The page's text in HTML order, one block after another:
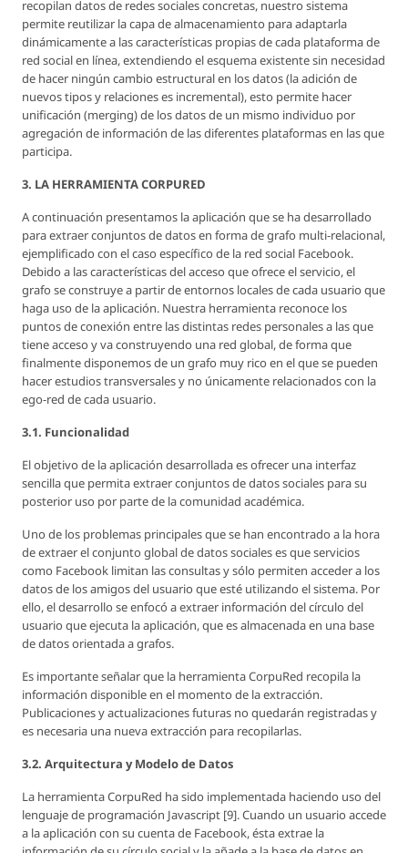
recopilan datos de redes sociales concretas, nuestro sistema
permite reutilizar la capa de almacenamiento para adaptarla
dinámicamente a las características propias de cada plataforma de
red social en línea, extendiendo el esquema existente sin necesidad
de hacer ningún cambio estructural en los datos (la adición de
nuevos tipos y relaciones es incremental), esto permite hacer
unificación (merging) de los datos de un mismo individuo por
agregación de información de las diferentes plataformas en las que
participa.
3. LA HERRAMIENTA CORPURED
A continuación presentamos la aplicación que se ha desarrollado
para extraer conjuntos de datos en forma de grafo multi-relacional,
ejemplificado con el caso específico de la red social Facebook.
Debido a las características del acceso que ofrece el servicio, el
grafo se construye a partir de entornos locales de cada usuario que
haga uso de la aplicación. Nuestra herramienta reconoce los
puntos de conexión entre las distintas redes personales a las que
tiene acceso y va construyendo una red global, de forma que
finalmente disponemos de un grafo muy rico en el que se pueden
hacer estudios transversales y no únicamente relacionados con la
ego-red de cada usuario.
3.1. Funcionalidad
El objetivo de la aplicación desarrollada es ofrecer una interfaz
sencilla que permita extraer conjuntos de datos sociales para su
posterior uso por parte de la comunidad académica.
Uno de los problemas principales que se han encontrado a la hora
de extraer el conjunto global de datos sociales es que servicios
como Facebook limitan las consultas y sólo permiten acceder a los
datos de los amigos del usuario que esté utilizando el sistema. Por
ello, el desarrollo se enfocó a extraer información del círculo del
usuario que ejecuta la aplicación, que es almacenada en una base
de datos orientada a grafos.
Es importante señalar que la herramienta CorpuRed recopila la
información disponible en el momento de la extracción.
Publicaciones y actualizaciones futuras no quedarán registradas y
es necesaria una nueva extracción para recopilarlas.
3.2. Arquitectura y Modelo de Datos
La herramienta CorpuRed ha sido implementada haciendo uso del
lenguaje de programación Javascript [9]. Cuando un usuario accede
a la aplicación con su cuenta de Facebook, ésta extrae la